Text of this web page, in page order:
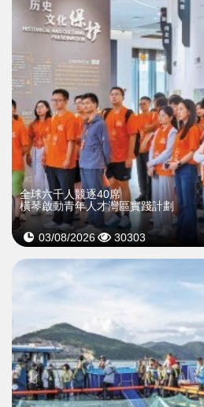
全球六千人競逐40席
橫琴啟動青年人才灣區實踐計劃
03/08/2026 30303